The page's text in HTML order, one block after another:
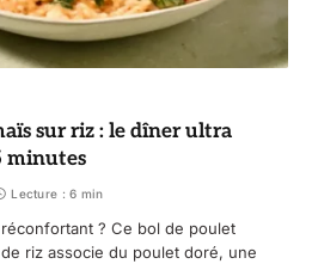
sur riz : le dîner ultra
minutes
Lecture : 6 min
? Ce bol de poulet
riz associe du poulet doré, une